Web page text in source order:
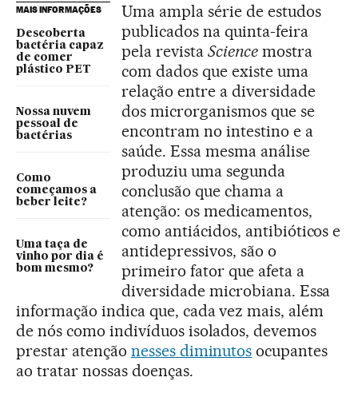
MAIS INFORMAÇÕES
Descoberta
bactéria capaz
de comer
plástico PET
Nossa nuvem
pessoal de
bactérias
Como
começamos a
beber leite?
Uma taça de
vinho por dia é
bom mesmo?
Uma ampla série de estudos
publicados na quinta-feira
pela revista Sciencemostra
com dados que existe uma
relação entre a diversidade
dos microrganismos que se
encontram no intestino e a
saúde. Essa mesma análise
produziu uma segunda
conclusão que chama a
atenção: os medicamentos,
como antiácidos, antibióticos e
antidepressivos, são o
primeiro fator que afeta a
diversidade microbiana. Essa
informação indica que, cada vez mais, além
de nós como indivíduos isolados, devemos
prestar atenção nesses diminutos ocupantes
ao tratar nossas doenças.